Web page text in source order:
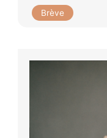
Brève